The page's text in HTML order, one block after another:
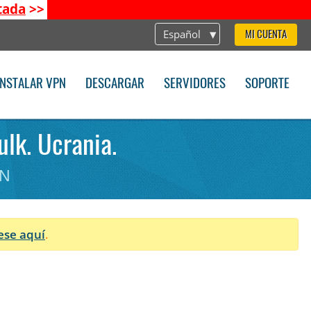
>>
Español MI CUENTA
INSTALAR VPN DESCARGAR SERVIDORES SOPORTE
Ucrania.
aquí.